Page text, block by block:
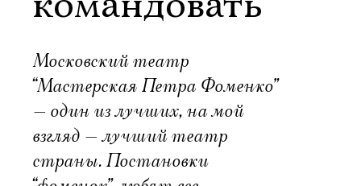
Московский театр
“Мастерская Петра Фоменко”
— один из лучших, на мой
взгляд — лучший театр
страны. Постановки